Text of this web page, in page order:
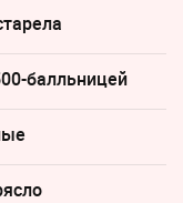
балльницей